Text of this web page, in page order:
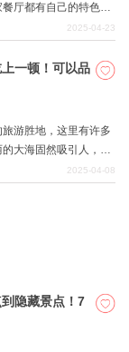
厅都有自己的特色，
文将介绍宫古岛上最
。
2025-04-23
一顿！可以品
游胜地，这里有许多
大海固然吸引人，但
因为只有到了宫古岛
2025-04-08
到隐藏景点！7